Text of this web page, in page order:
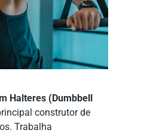
Halteres (Dumbbell
construtor de
Trabalha